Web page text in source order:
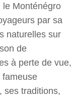
le Monténégro
par sa
naturelles sur
de
à perte de vue,
fameuse
ses traditions,